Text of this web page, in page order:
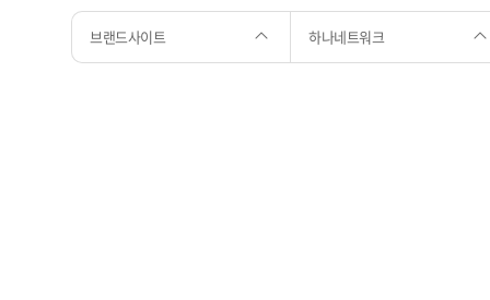
브랜드사이트 하나네트워크